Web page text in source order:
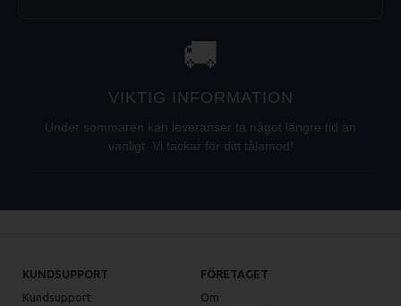
🚚
VIKTIG INFORMATION
Under sommaren kan leveranser ta något längre tid än
vanligt. Vi tackar för ditt tålamod!
KUNDSUPPORT
Kundsupport
FÖRETAGET
Om